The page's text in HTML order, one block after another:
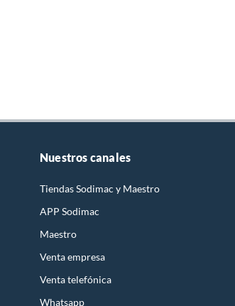
Nuestros canales
Tiendas Sodimac y Maestro
APP Sodimac
Maestro
Venta empresa
Venta telefónica
Whatsapp